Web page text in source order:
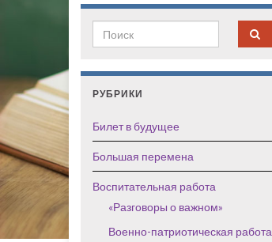
Search for:
РУБРИКИ
Билет в будущее
Большая перемена
Воспитательная работа
«Разговоры о важном»
Военно-патриотическая работа